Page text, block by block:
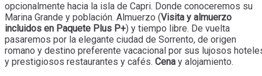
opcionalmente hacia la isla de Capri. Donde conoceremos su
Marina Grande y población. Almuerzo (Visita y almuerzo
incluidos en Paquete Plus P+) y tiempo libre. De vuelta
pasaremos por la elegante ciudad de Sorrento, de origen
romano y destino preferente vacacional por sus lujosos
y prestigiosos restaurantes y cafés. Cena y alojamiento.